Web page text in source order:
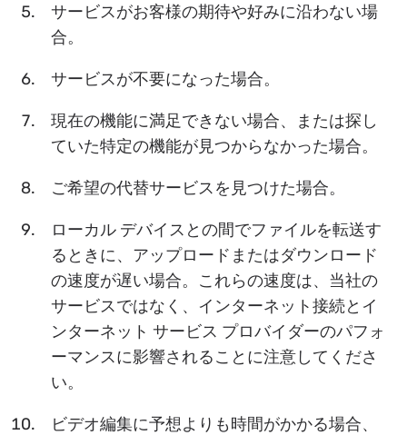
サービスがお客様の期待や好みに沿わない場
合。
サービスが不要になった場合。
現在の機能に満足できない場合、または探し
ていた特定の機能が見つからなかった場合。
ご希望の代替サービスを見つけた場合。
ローカル デバイスとの間でファイルを転送す
るときに、アップロードまたはダウンロード
の速度が遅い場合。これらの速度は、当社の
サービスではなく、インターネット接続とイ
ンターネット サービス プロバイダーのパフォ
ーマンスに影響されることに注意してくださ
い。
ビデオ編集に予想よりも時間がかかる場合、